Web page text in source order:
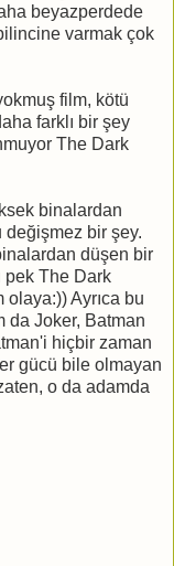
beyazperdede
varmak çok
film, kötü
farklı bir şey
The Dark
binalardan
bir şey.
düşen bir
pek The Dark
olaya:)) Ayrıca bu
da Joker, Batman
hiçbir zaman
gücü bile olmayan
o da adamda